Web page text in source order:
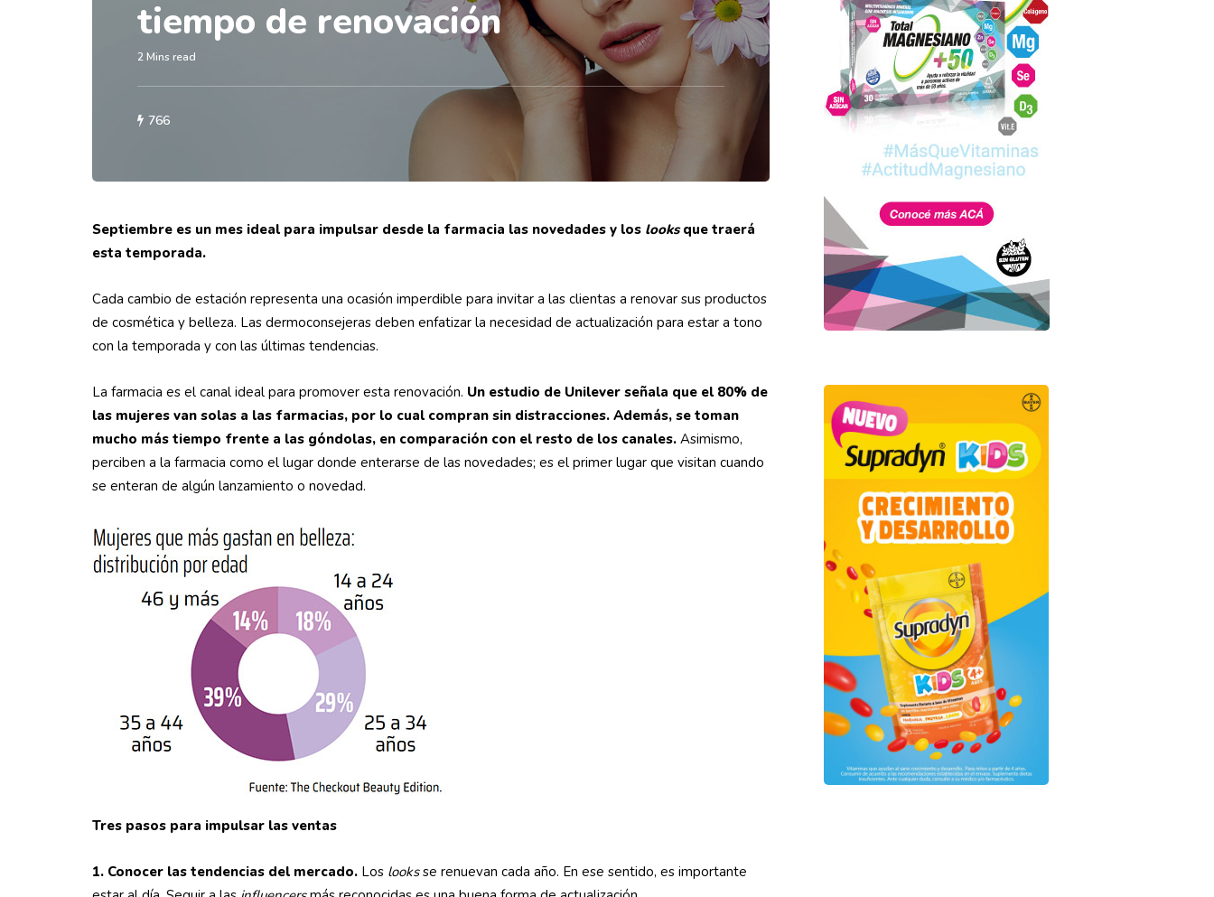
tiempo de renovación
2 Mins read
766
Septiembre es un mes ideal para impulsar desde la farmacia las novedades y los looksque traerá
esta temporada.
Cada cambio de estación representa una ocasión imperdible para invitar a las clientas a renovar sus productos
de cosmética y belleza. Las dermoconsejeras deben enfatizar la necesidad de actualización para estar a tono
con la temporada y con las últimas tendencias.
La farmacia es el canal ideal para promover esta renovación. Un estudio de Unilever señala que el 80% de
las mujeres van solas a las farmacias, por lo cual compran sin distracciones. Además, se toman
mucho más tiempo frente a las góndolas, en comparación con el resto de los canales. Asimismo,
perciben a la farmacia como el lugar donde enterarse de las novedades; es el primer lugar que visitan cuando
se enteran de algún lanzamiento o novedad.
Tres pasos para impulsar las ventas
1. Conocer las tendencias del mercado. Los looksse renuevan cada año. En ese sentido, es importante